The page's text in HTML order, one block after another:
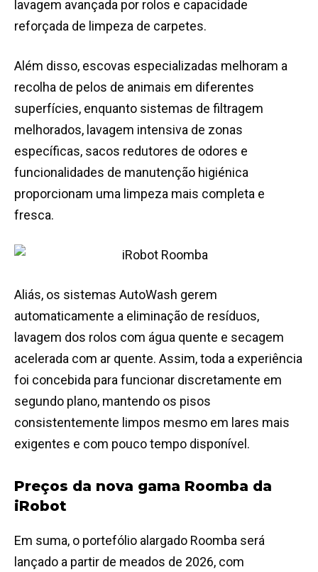
lavagem avançada por rolos e capacidade
reforçada de limpeza de carpetes.
Além disso, escovas especializadas melhoram a
recolha de pelos de animais em diferentes
superfícies, enquanto sistemas de filtragem
melhorados, lavagem intensiva de zonas
específicas, sacos redutores de odores e
funcionalidades de manutenção higiénica
proporcionam uma limpeza mais completa e
fresca.
Aliás, os sistemas AutoWash gerem
automaticamente a eliminação de resíduos,
lavagem dos rolos com água quente e secagem
acelerada com ar quente. Assim, toda a experiência
foi concebida para funcionar discretamente em
segundo plano, mantendo os pisos
consistentemente limpos mesmo em lares mais
exigentes e com pouco tempo disponível.
Preços da nova gama Roomba da
iRobot
Em suma, o portefólio alargado Roomba será
lançado a partir de meados de 2026, com